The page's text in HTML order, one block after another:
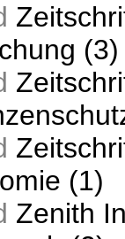
(3)
(1)
Zenith